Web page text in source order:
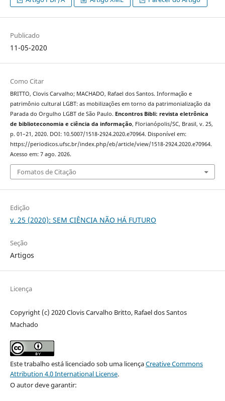
Publicado
11-05-2020
Como Citar
BRITTO, Clovis Carvalho; MACHADO, Rafael dos Santos. Informação e
patrimônio cultural LGBT: as mobilizações em torno da patrimonialização da
Parada do Orgulho LGBT de São Paulo. Encontros Bibli: revista eletrônica
de biblioteconomia e ciência da informação, Florianópolis/SC, Brasil, v. 25,
p. 01–21, 2020. DOI: 10.5007/1518-2924.2020.e70964. Disponível em:
https://periodicos.ufsc.br/index.php/eb/article/view/1518-2924.2020.e70964.
Acesso em: 7 ago. 2026.
Fomatos de Citação
Edição
v. 25 (2020): SEM CIÊNCIA NÃO HÁ FUTURO
Seção
Artigos
Licença
Copyright (c) 2020 Clovis Carvalho Britto, Rafael dos Santos
Machado
Este trabalho está licenciado sob uma licençaCreative Commons
Attribution 4.0 International License.
O autor deve garantir: